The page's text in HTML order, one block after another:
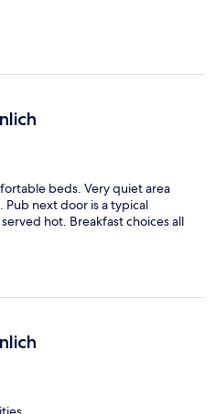
beds. Very quiet area
Pub next door is a typical
hot. Breakfast choices all